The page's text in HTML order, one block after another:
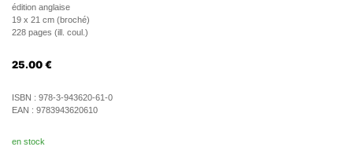
édition anglaise
19 x 21 cm (broché)
228 pages (ill. coul.)
25.00 €
ISBN : 978-3-943620-61-0
EAN : 9783943620610
en stock